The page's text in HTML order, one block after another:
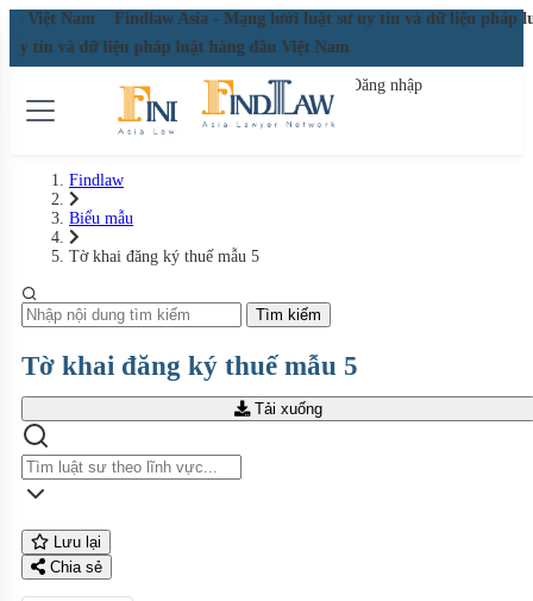
Việt Nam
Findlaw Asia - Mạng lưới luật sư uy tín và dữ liệu pháp
uy tín và dữ liệu pháp luật hàng đầu Việt Nam
Đăng nhập
Findlaw
Biểu mẫu
Tờ khai đăng ký thuế mẫu 5
Tìm kiếm
Tờ khai đăng ký thuế mẫu 5
Tải xuống
Lưu lại
Chia sẻ